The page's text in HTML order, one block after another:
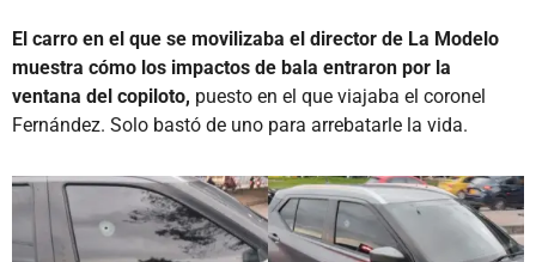
El carro en el que se movilizaba el director de La Modelo
muestra cómo los impactos de bala entraron por la
ventana del copiloto, puesto en el que viajaba el coronel
Fernández. Solo bastó de uno para arrebatarle la vida.